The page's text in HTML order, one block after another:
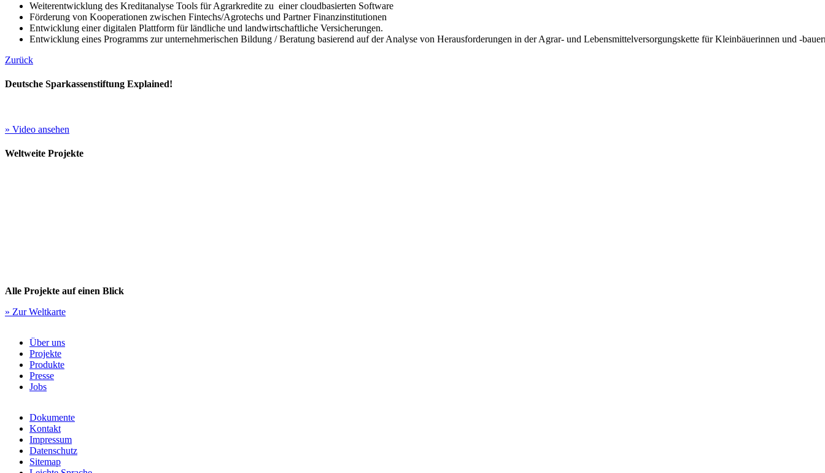
Weiterentwicklung des Kreditanalyse Tools für Agrarkredite zu einer cloudbasierten Software
Förderung von Kooperationen zwischen Fintechs/Agrotechs und Partner Finanzinstitutionen
Entwicklung einer digitalen Plattform für ländliche und landwirtschaftliche Versicherungen.
Entwicklung eines Programms zur unternehmerischen Bildung / Beratung basierend auf der Analyse von Herausforderungen in der Agrar- und Lebensmittelversorgungskette für Kleinbäuerinnen und -
Zurück
Deutsche Sparkassenstiftung Explained!
» Video ansehen
Weltweite Projekte
Alle Projekte auf einen Blick
» Zur Weltkarte
Über uns
Projekte
Produkte
Presse
Jobs
Dokumente
Kontakt
Impressum
Datenschutz
Sitemap